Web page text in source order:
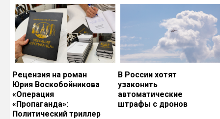
Рецензия на роман
Юрия Воскобойникова
«Операция
«Пропаганда»:
Политический триллер
В России хотят
узаконить
автоматические
штрафы с дронов